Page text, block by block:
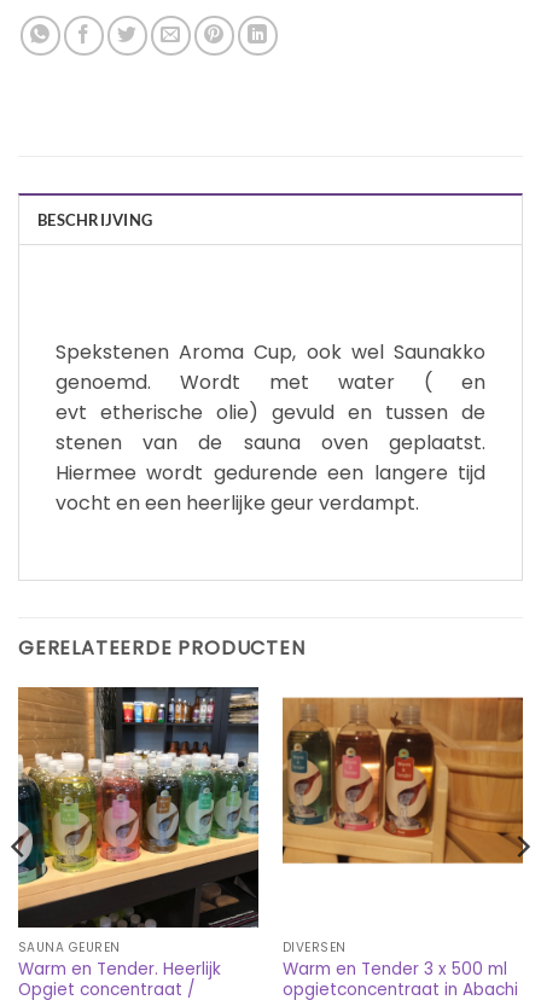
BESCHRIJVING
Spekstenen Aroma Cup, ook wel Saunakko
genoemd. Wordt met water ( en
evt etherische olie) gevuld en tussen de
stenen van de sauna oven geplaatst.
Hiermee wordt gedurende een langere tijd
vocht en een heerlijke geur verdampt.
GERELATEERDE PRODUCTEN
SAUNA GEUREN
Warm en Tender. Heerlijk
Opgiet concentraat /
DIVERSEN
Warm en Tender 3 x 500 ml
opgietconcentraat in Abachi